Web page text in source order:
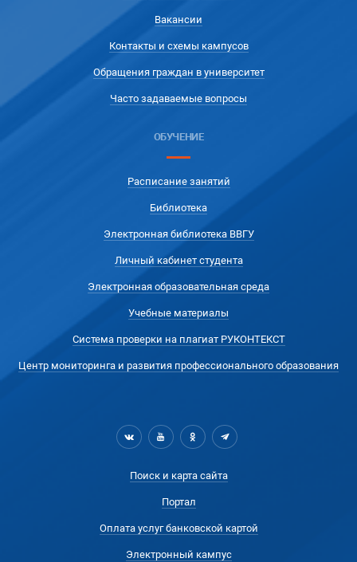
Вакансии
Контакты и схемы кампусов
Обращения граждан в университет
Часто задаваемые вопросы
ОБУЧЕНИЕ
Расписание занятий
Библиотека
Электронная библиотека ВВГУ
Личный кабинет студента
Электронная образовательная среда
Учебные материалы
Система проверки на плагиат РУКОНТЕКСТ
Центр мониторинга и развития профессионального образования
Поиск и карта сайта
Портал
Оплата услуг банковской картой
Электронный кампус